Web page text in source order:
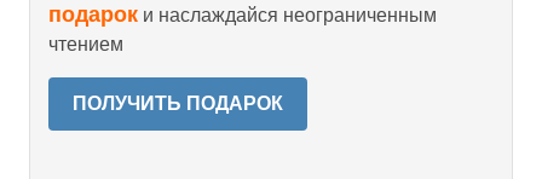
подарок и наслаждайся неограниченным
чтением
ПОЛУЧИТЬ ПОДАРОК